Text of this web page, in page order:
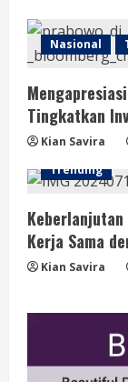
Nasional
Tingkatkan
Kian Savira
Trending
Keberlanjutan
Kerja Sama
Kian Savira